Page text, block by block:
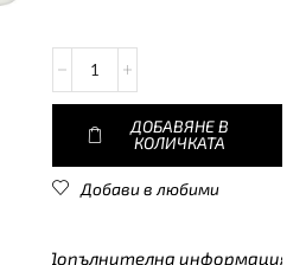
ДОБАВЯНЕ В
КОЛИЧКАТА
Добави в любими
Допълнителна информация